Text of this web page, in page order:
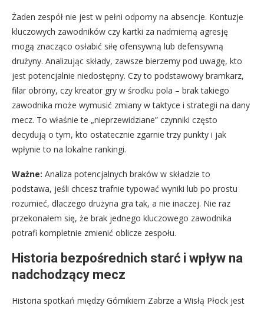
Żaden zespół nie jest w pełni odporny na absencje. Kontuzje
kluczowych zawodników czy kartki za nadmierną agresję
mogą znacząco osłabić siłę ofensywną lub defensywną
drużyny. Analizując składy, zawsze bierzemy pod uwagę, kto
jest potencjalnie niedostępny. Czy to podstawowy bramkarz,
filar obrony, czy kreator gry w środku pola – brak takiego
zawodnika może wymusić zmiany w taktyce i strategii na dany
mecz. To właśnie te „nieprzewidziane” czynniki często
decydują o tym, kto ostatecznie zgarnie trzy punkty i jak
wpłynie to na lokalne rankingi.
Ważne: Analiza potencjalnych braków w składzie to
podstawa, jeśli chcesz trafnie typować wyniki lub po prostu
rozumieć, dlaczego drużyna gra tak, a nie inaczej. Nie raz
przekonałem się, że brak jednego kluczowego zawodnika
potrafi kompletnie zmienić oblicze zespołu.
Historia bezpośrednich starć i wpływ na
nadchodzący mecz
Historia spotkań między Górnikiem Zabrze a Wisłą Płock jest